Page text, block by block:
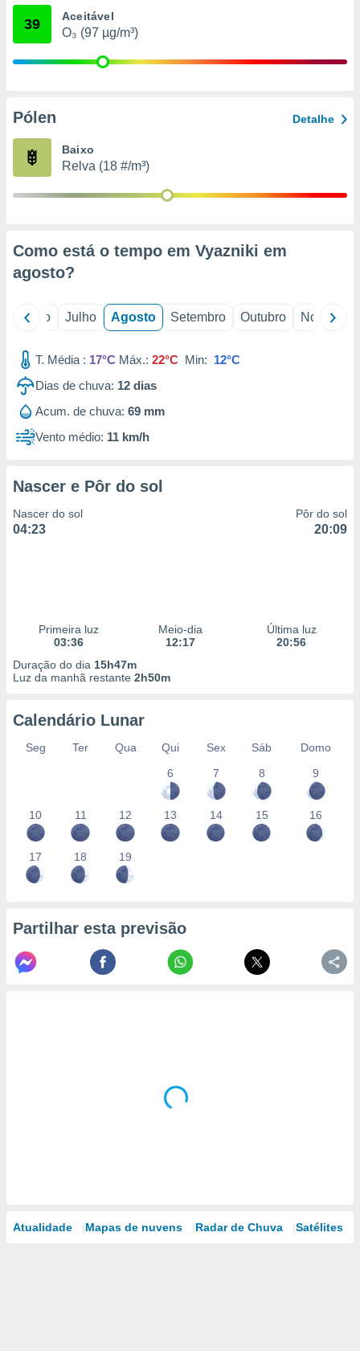
estudos
e
1199
39 Aceitável
O₃ (97 µg/m³)
Pólen Detalhe
Baixo
Relva (18 #/m³)
Como está o tempo em Vyazniki em
agosto?
Junho Julho Agosto Setembro Outubro Novembro
T. Média : 17°C Máx.: 22°C Min: 12°C
Dias de chuva: 12 dias
Acum. de chuva: 69 mm
Vento médio: 11 km/h
Nascer e Pôr do sol
Nascer do sol
04:23
Pôr do sol
20:09
Primeira luz
03:36
Meio-dia
12:17
Última luz
20:56
Duração do dia 15h47m
Luz da manhã restante 2h50m
Calendário Lunar
Seg Ter Qua Qui Sex Sáb
Domo
6
7 8 9
10 11 12 13 14 15 16
17 18 19
Partilhar esta previsão
Atualidade Mapas de nuvens Radar de Chuva Satélites